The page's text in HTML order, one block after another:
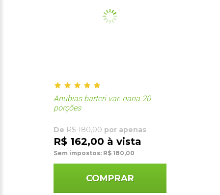
Anubias barteri var. nana 20
porções
De R$ 180,00 por apenas
R$ 162,00 à vista
Sem impostos: R$ 180,00
COMPRAR